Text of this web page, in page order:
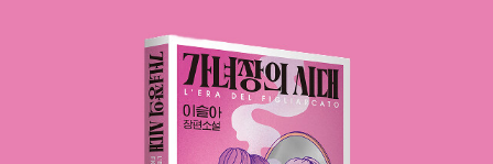
죽여야만 하는 대상으로 보지 말고 서로의 주장을 단 한 번이라도 귀
기울여 들어줄 준비만 되어 있다고 하면 겁 없이 날뛰는 정부도 없었
을 것이고 국민을 볼모로 내세우는 정당도 존재하지 않았을 것이다.
나는 여전히 래디컬하지만 표현 양상이나 현실에 대한 대응 태도가
내 유적을 이해하는 데 아주 큰 도움이 되었어요.
부', 켄 베이 저, 이영아 역, 와이즈베리, 201328. '넛지 : 똑똑한 선택
을 이끄는 힘', 리처드 탈러, 캐스 선스타인 저, 안진환 역, 리더스북, 2
009 29. '남자의 종말', 해나 로진 저, 배현, 김수안 역, 민음인, 201
은 인간이 에덴동산에서 신에게 내쫓긴 것이 아니라 자신의 선택에
따른 것이라 주장한다. ..'자연상태'에서 가지고 있던 '자연권'이 시민
사회에서도 보장된다는 이야기가 우리에게는 뻔한 것으로 들릴지 모
르지만 사실 이것은 혁명적인 개념이다. 83 한국인들은 현대 사회에